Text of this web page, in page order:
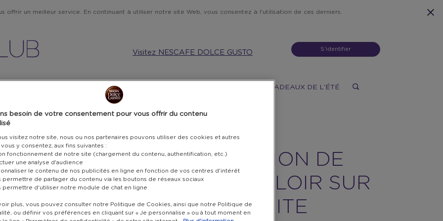
offrir un meilleur service. En continuant à utiliser notre site Web, vous consentez à l'utilisation de ces derniers.
Visitez NESCAFE DOLCE GUSTO S'identifier
CUISINE CADEAUX DE L'ÉTÉ
BON DE
RÉDUCTION DE
15€ À VALOIR SUR
NOTRE SITE
besoin de votre consentement pour vous offrir du contenu
visitez notre site, nous ou nos partenaires pouvons utiliser des cookies et autres
y consentez, aux fins suivantes :
fonctionnement de notre site (chargement du contenu, authentification, etc.)
une analyse d'audience
le contenu de nos publicités en ligne en fonction de vos centres d'intérêt
permettre de partager du contenu via les boutons de réseaux sociaux
permettre d'utiliser notre module de chat en ligne
plus, vous pouvez consulter notre Politique de Cookies, ainsi que notre Politique de
ou définir vos préférences en cliquant sur « Je personnalise » ou à tout moment en